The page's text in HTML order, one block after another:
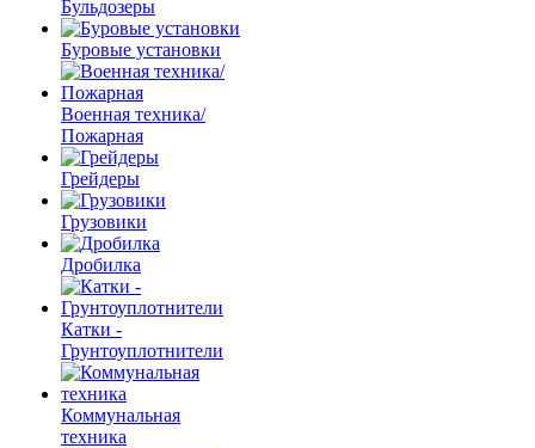
Бульдозеры
Буровые установки
Военная техника/
Пожарная
Грейдеры
Грузовики
Дробилка
Катки -
Грунтоуплотнители
Коммунальная
техника